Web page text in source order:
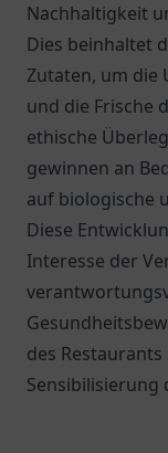
Nachhaltigkeit
Dies beinhaltet
Zutaten, um die
und die Frische
ethische
gewinnen an
auf biologische
Diese
Interesse der
des
Sensibilisierung